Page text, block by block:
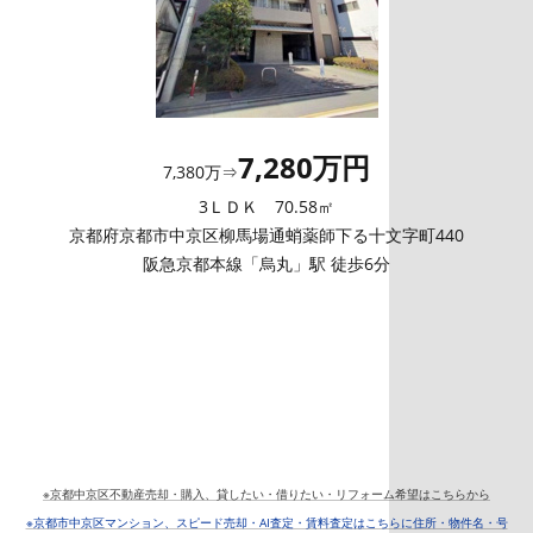
7,380万⇒7,280万円
3ＬＤＫ 70.58㎡
京都府京都市中京区柳馬場通蛸薬師下る十文字町440
阪急京都本線「烏丸」駅 徒歩6分
※京都中京区不動産売却・購入、貸したい・借りたい・リフォーム希望はこちらから
※京都市中京区マンション、スピード売却・AI査定・賃料査定はこちらに住所・物件名・号